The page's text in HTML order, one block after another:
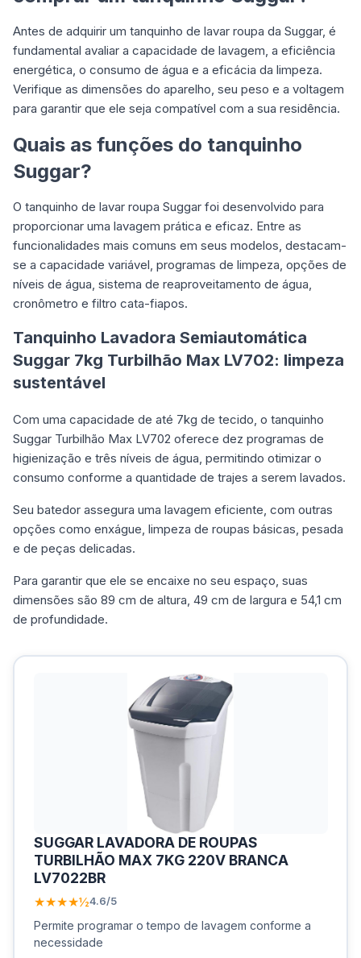
Antes de adquirir um tanquinho de lavar roupa da Suggar, é
fundamental avaliar a capacidade de lavagem, a eficiência
energética, o consumo de água e a eficácia da limpeza.
Verifique as dimensões do aparelho, seu peso e a voltagem
para garantir que ele seja compatível com a sua residência.
Quais as funções do tanquinho
Suggar?
O tanquinho de lavar roupa Suggar foi desenvolvido para
proporcionar uma lavagem prática e eficaz. Entre as
funcionalidades mais comuns em seus modelos, destacam-
se a capacidade variável, programas de limpeza, opções de
níveis de água, sistema de reaproveitamento de água,
cronômetro e filtro cata-fiapos.
Tanquinho Lavadora Semiautomática
Suggar 7kg Turbilhão Max LV702: limpeza
sustentável
Com uma capacidade de até 7kg de tecido, o tanquinho
Suggar Turbilhão Max LV702 oferece dez programas de
higienização e três níveis de água, permitindo otimizar o
consumo conforme a quantidade de trajes a serem lavados.
Seu batedor assegura uma lavagem eficiente, com outras
opções como enxágue, limpeza de roupas básicas, pesada
e de peças delicadas.
Para garantir que ele se encaixe no seu espaço, suas
dimensões são 89 cm de altura, 49 cm de largura e 54,1 cm
de profundidade.
SUGGAR LAVADORA DE ROUPAS
TURBILHÃO MAX 7KG 220V BRANCA
LV7022BR
★★★★½4.6/5
Permite programar o tempo de lavagem conforme a
necessidade